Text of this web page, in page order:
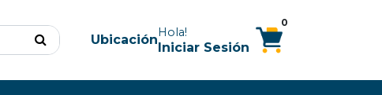
UbicaciónHola!
Iniciar Sesión
0